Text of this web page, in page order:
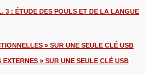
3 : ÉTUDE DES POULS ET DE LA LANGUE
» SUR UNE SEULE CLÉ USB
» SUR UNE SEULE CLÉ USB